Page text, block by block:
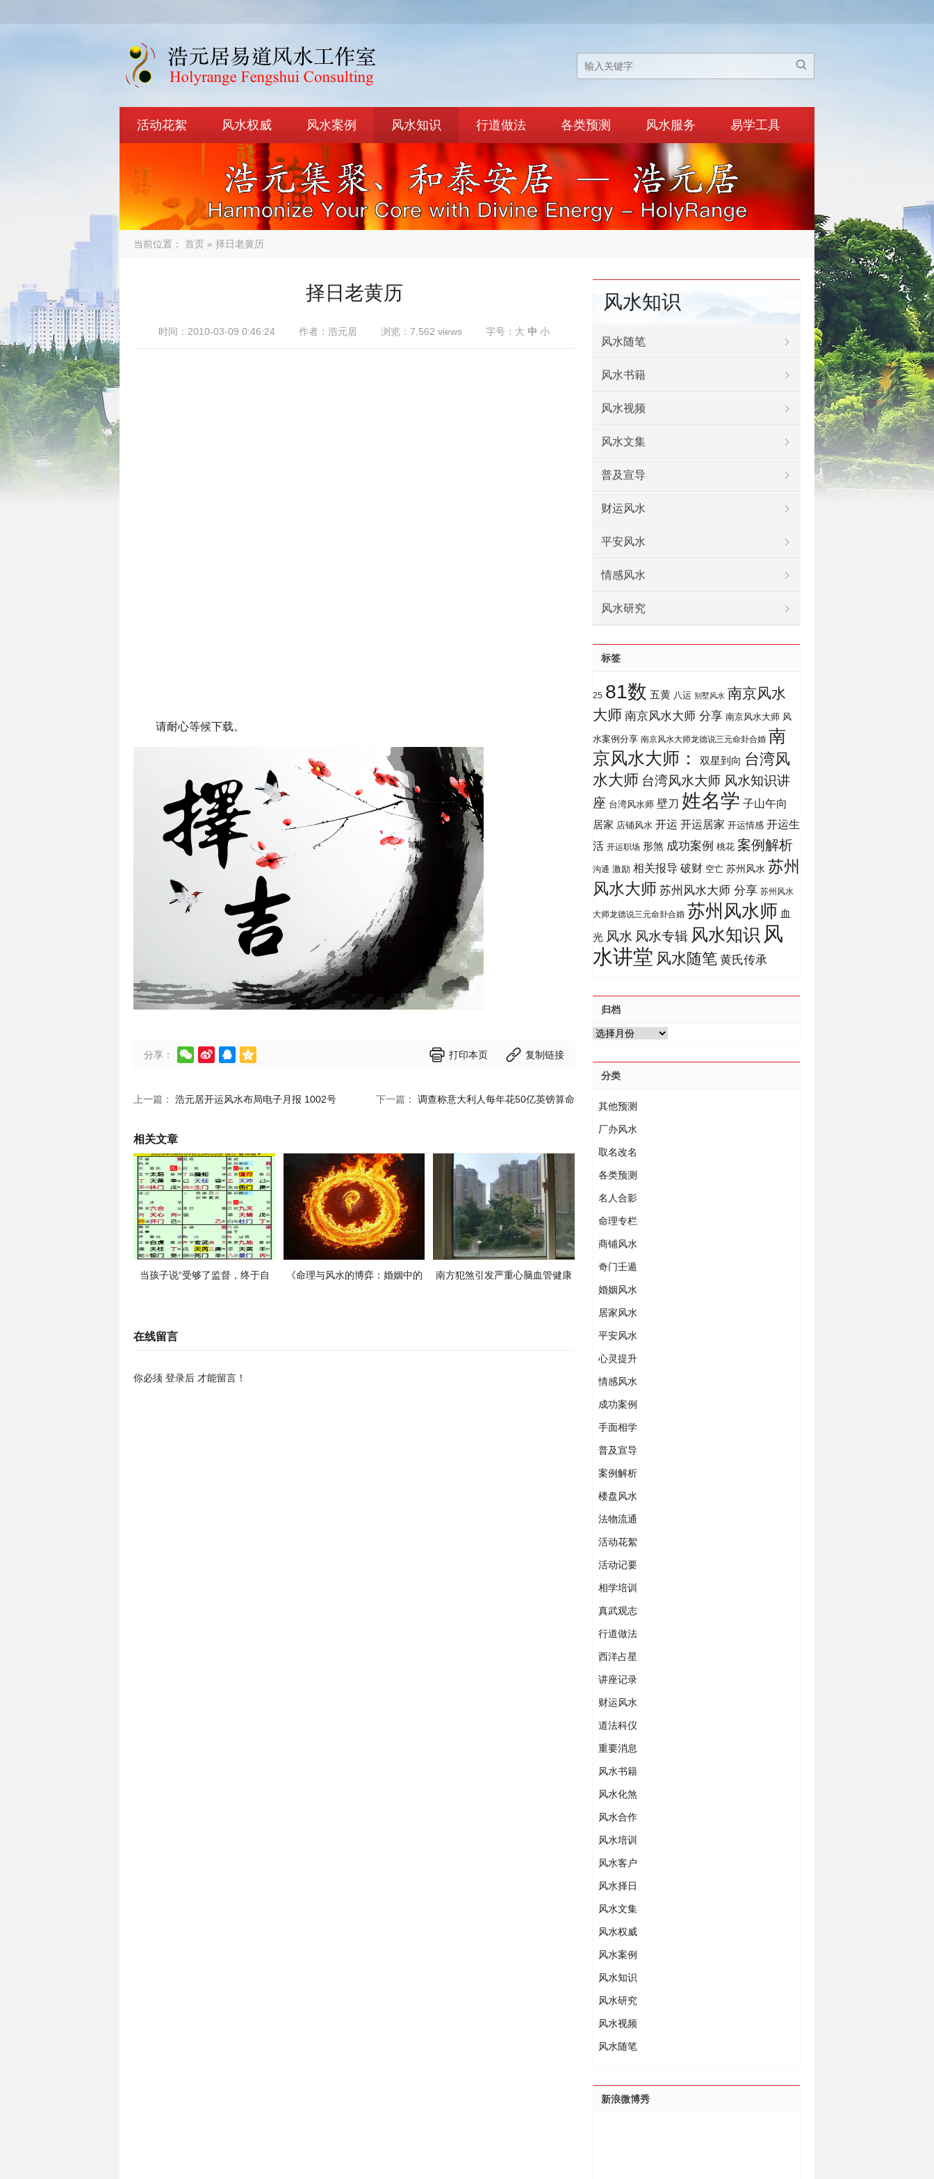

活动花絮 风水权威 风水案例 风水知识 行道做法 各类预测 风水服务 易学工具
当前位置： 首页 » 择日老黄历
择日老黄历
时间：2010-03-09 0:46:24 作者：浩元居 浏览：7,562 views 字号： 大 中 小
请耐心等候下载。
分享：      打印本页  复制链接
上一篇： 浩元居开运风水布局电子月报 1002号 下一篇： 调查称意大利人每年花50亿英镑算命
相关文章
当孩子说“受够了监督，终于自
《命理与风水的博弈：婚姻中的
南方犯煞引发严重心脑血管健康
在线留言
你必须 登录后 才能留言！
风水知识
风水随笔
风水书籍
风水视频
风水文集
普及宣导
财运风水
平安风水
情感风水
风水研究
标签
25 81数 五黄 八运 别墅风水 南京风水
大师 南京风水大师 分享 南京风水大师 风
水案例分享 南京风水大师龙德说三元命卦合婚 南
京风水大师：
双星到向 台湾风
水大师 台湾风水大师 风水知识讲
座 台湾风水师 壁刀 姓名学 子山午向
居家 店铺风水 开运 开运居家 开运情感 开运生
活 开运职场 形煞 成功案例 桃花 案例解析
沟通 激励 相关报导 破财 空亡 苏州风水 苏州
风水大师 苏州风水大师 分享 苏州风水
大师龙德说三元命卦合婚 苏州风水师 血
光 风水 风水专辑 风水知识 风
水讲堂 风水随笔 黄氏传承
归档
归
分类
其他预测
厂办风水
取名改名
各类预测
名人合影
命理专栏
商铺风水
奇门壬遁
婚姻风水
居家风水
平安风水
心灵提升
情感风水
成功案例
手面相学
普及宣导
案例解析
楼盘风水
法物流通
活动花絮
活动记要
相学培训
真武观志
行道做法
西洋占星
讲座记录
财运风水
道法科仪
重要消息
风水书籍
风水化煞
风水合作
风水培训
风水客户
风水择日
风水文集
风水权威
风水案例
风水知识
风水研究
风水视频
风水随笔
新浪微博秀